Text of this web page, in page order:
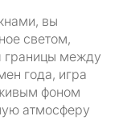
вы
светом,
границы между
года, игра
фоном
атмосферу